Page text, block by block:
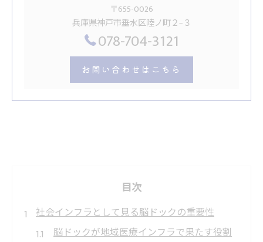
〒655-0026
兵庫県神戸市垂水区陸ノ町２−３
078-704-3121
お問い合わせはこちら
目次
社会インフラとして見る脳ドックの重要性
脳ドックが地域医療インフラで果たす役割